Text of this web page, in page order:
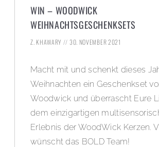
WIN – WOODWICK
WEIHNACHTSGESCHENKSETS
Z. KHAWARY 30. NOVEMBER 2021
Macht mit und schenkt dieses
Weihnachten ein Geschenkset
Woodwick und überrascht Eure
dem einzigartigen
Erlebnis der WoodWick Kerzen.
wünscht das BOLD Team!